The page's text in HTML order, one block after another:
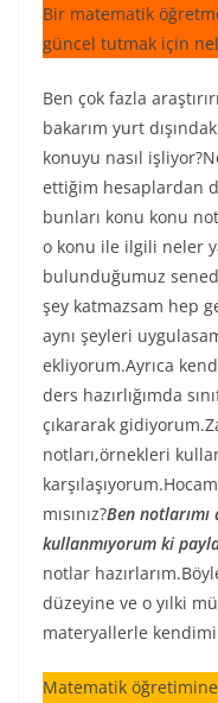
Bir matematik
güncel tutmak için
Ben çok fazla
bakarım yurt
konuyu nasıl
ettiğim hesaplardan
bunları konu konu
o konu ile ilgili neler
bulunduğumuz
şey katmazsam hep
aynı şeyleri
ekliyorum.Ayrıca
ders hazırlığımda
çıkararak
notları,örnekleri
mısınız?Ben
kullanmıyorum ki
notlar
düzeyine ve o yılki
materyallerle
Matematik öğretimine